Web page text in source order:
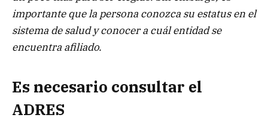
importante que la persona conozca su estatus en el
sistema de salud y conocer a cuál entidad se
encuentra afiliado.
Es necesario consultar el
ADRES